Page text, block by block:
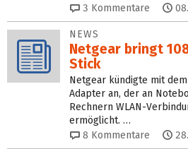
3 Kommentare
NEWS
Netgear bringt
Stick
Netgear kündigte mit dem
Adapter an, der an
Rechnern WLAN-
ermöglicht. …
8 Kommentare